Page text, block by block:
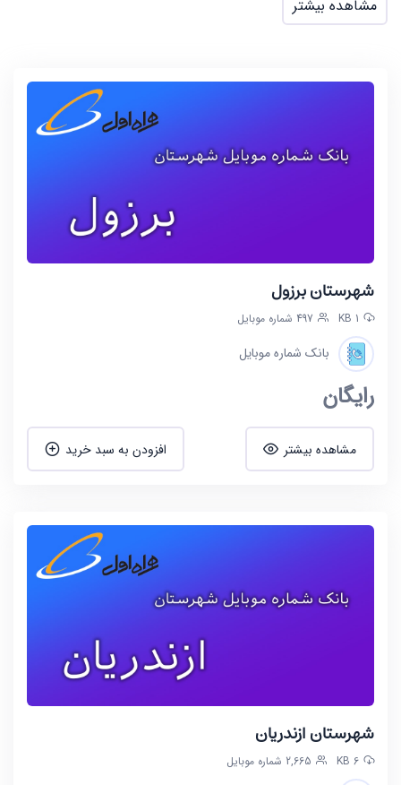
مشاهده بیشتر
شهرستان برزول
1 KB 497 شماره موبایل
بانک شماره موبایل
رایگان
مشاهده بیشتر افزودن به سبد خرید
شهرستان ازندریان
6 KB 2,665 شماره موبایل